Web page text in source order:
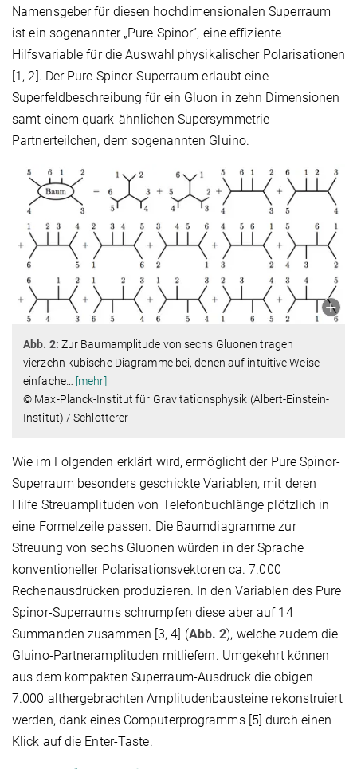
Namensgeber für diesen hochdimensionalen Superraum
ist ein sogenannter „Pure Spinor”, eine effiziente
Hilfsvariable für die Auswahl physikalischer Polarisationen
[1, 2]. Der Pure Spinor-Superraum erlaubt eine
Superfeldbeschreibung für ein Gluon in zehn Dimensionen
samt einem quark-ähnlichen Supersymmetrie-
Partnerteilchen, dem sogenannten Gluino.
Abb. 2: Zur Baumamplitude von sechs Gluonen tragen
vierzehn kubische Diagramme bei, denen auf intuitive Weise
einfache… [mehr]
© Max-Planck-Institut für Gravitationsphysik (Albert-Einstein-
Institut) / Schlotterer
Wie im Folgenden erklärt wird, ermöglicht der Pure Spinor-
Superraum besonders geschickte Variablen, mit deren
Hilfe Streuamplituden von Telefonbuchlänge plötzlich in
eine Formelzeile passen. Die Baumdiagramme zur
Streuung von sechs Gluonen würden in der Sprache
konventioneller Polarisationsvektoren ca. 7.000
Rechenausdrücken produzieren. In den Variablen des Pure
Spinor-Superraums schrumpfen diese aber auf 14
Summanden zusammen [3, 4] (Abb. 2), welche zudem die
Gluino-Partneramplituden mitliefern. Umgekehrt können
aus dem kompakten Superraum-Ausdruck die obigen
7.000 althergebrachten Amplitudenbausteine rekonstruiert
werden, dank eines Computerprogramms [5] durch einen
Klick auf die Enter-Taste.